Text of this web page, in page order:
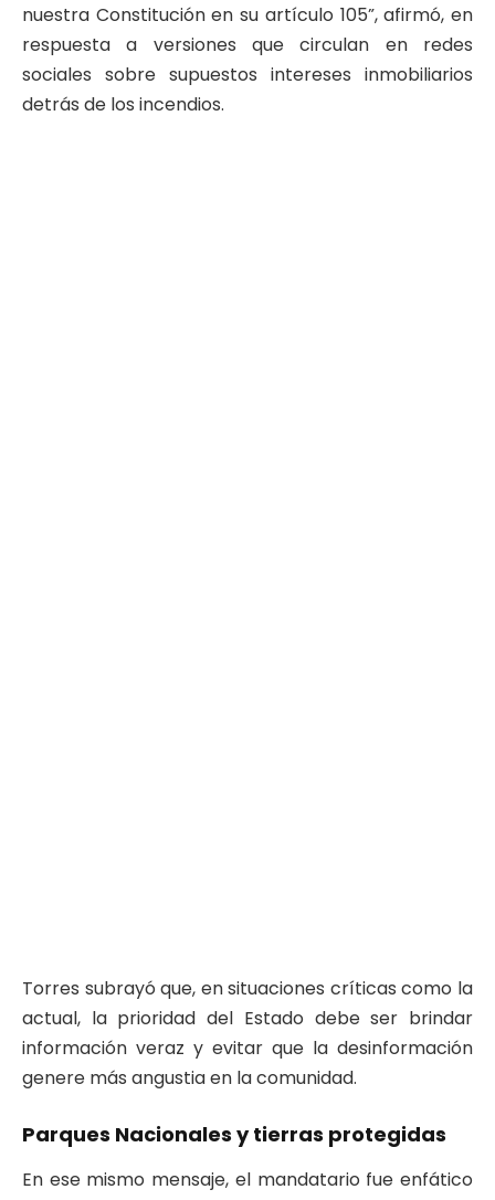
nuestra Constitución en su artículo 105”, afirmó, en
respuesta a versiones que circulan en redes
sociales sobre supuestos intereses inmobiliarios
detrás de los incendios.
Torres subrayó que, en situaciones críticas como la
actual, la prioridad del Estado debe ser brindar
información veraz y evitar que la desinformación
genere más angustia en la comunidad.
Parques Nacionales y tierras protegidas
En ese mismo mensaje, el mandatario fue enfático